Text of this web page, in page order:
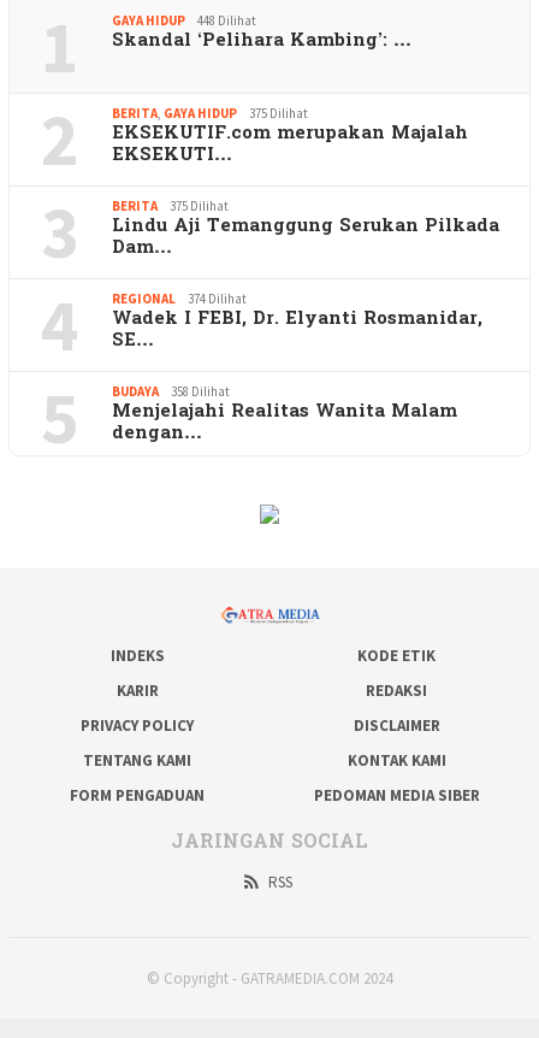
1 GAYA HIDUP 448 Dilihat
Skandal ‘Pelihara Kambing’: …
2 BERITA, GAYA HIDUP 375 Dilihat
EKSEKUTIF.com merupakan Majalah
EKSEKUTI…
3 BERITA 375 Dilihat
Lindu Aji Temanggung Serukan Pilkada
Dam…
4 REGIONAL 374 Dilihat
Wadek I FEBI, Dr. Elyanti Rosmanidar,
SE…
5 BUDAYA 358 Dilihat
Menjelajahi Realitas Wanita Malam
dengan…
INDEKS
KODE ETIK
KARIR
REDAKSI
PRIVACY POLICY
DISCLAIMER
TENTANG KAMI
KONTAK KAMI
FORM PENGADUAN
PEDOMAN MEDIA SIBER
JARINGAN SOCIAL
RSS
© Copyright - GATRAMEDIA.COM 2024